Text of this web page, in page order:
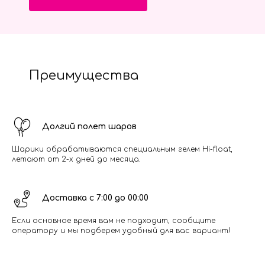
Преимущества
Долгий полет шаров
Шарики обрабатываются специальным гелем Hi-float,
летают от 2-х дней до месяца.
Доставка с 7:00 до 00:00
Если основное время вам не подходит, сообщите
оператору и мы подберем удобный для вас вариант!